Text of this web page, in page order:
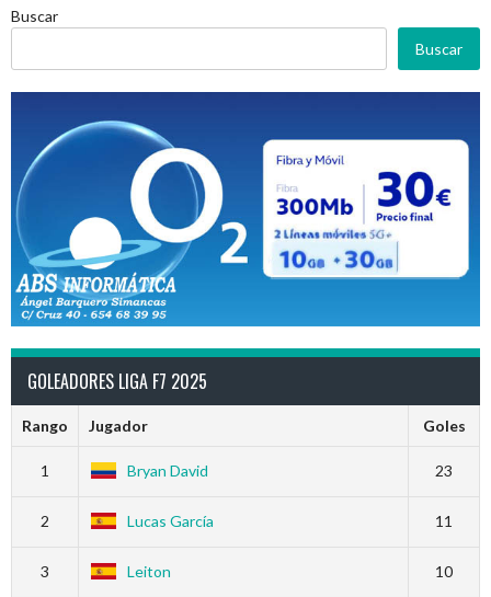
Buscar
Buscar
GOLEADORES LIGA F7 2025
Rango Jugador Goles
1 Bryan David 23
2 Lucas García 11
3 Leiton 10